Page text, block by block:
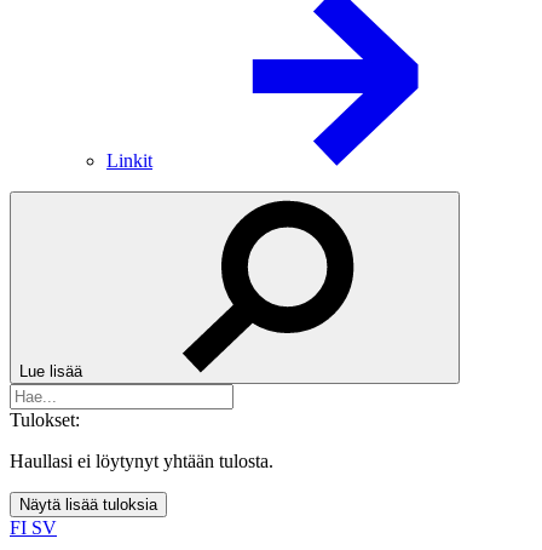
Linkit
Lue lisää
Tulokset:
Haullasi ei löytynyt yhtään tulosta.
Näytä lisää tuloksia
FI SV